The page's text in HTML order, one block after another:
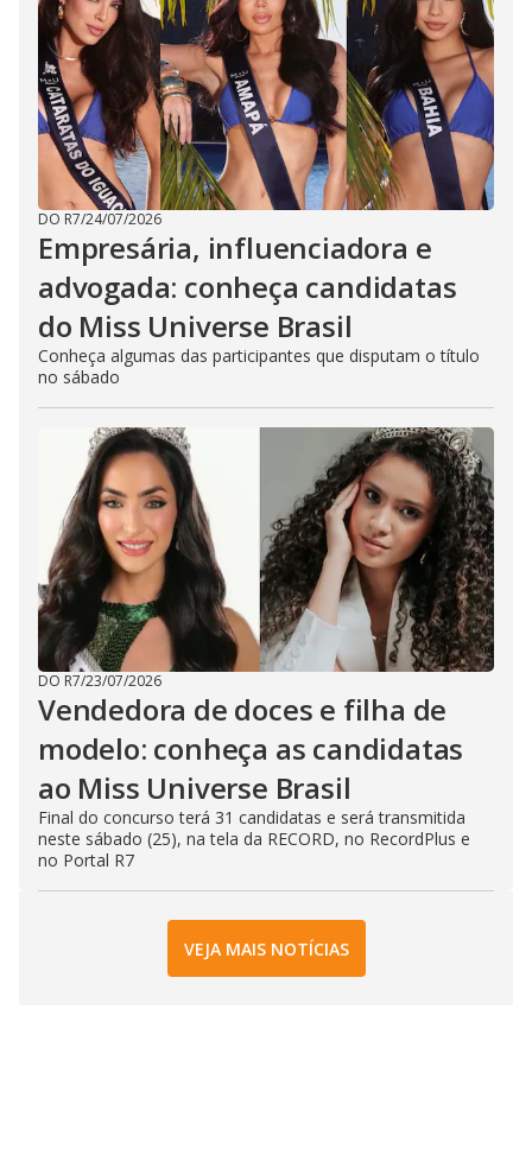
DO R7/24/07/2026
Empresária, influenciadora e
advogada: conheça candidatas
do Miss Universe Brasil
Conheça algumas das participantes que disputam o título
no sábado
DO R7/23/07/2026
Vendedora de doces e filha de
modelo: conheça as candidatas
ao Miss Universe Brasil
Final do concurso terá 31 candidatas e será transmitida
neste sábado (25), na tela da RECORD, no RecordPlus e
no Portal R7
VEJA MAIS NOTÍCIAS